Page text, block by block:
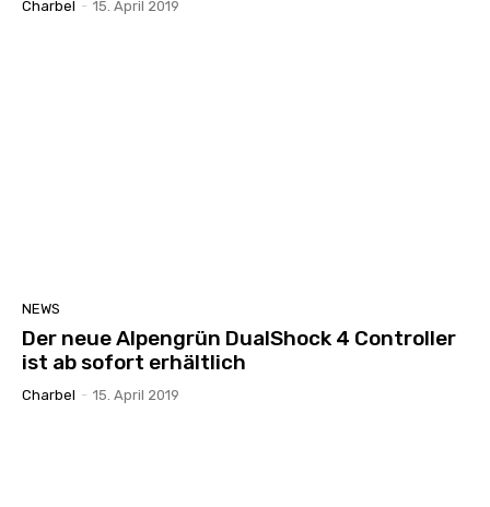
Charbel - 15. April 2019
NEWS
Der neue Alpengrün DualShock 4 Controller
ist ab sofort erhältlich
Charbel - 15. April 2019